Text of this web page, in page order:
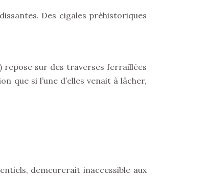
Des cigales préhistoriques
repose sur des traverses ferraillées
que si l’une d’elles venait à lâcher,
demeurerait inaccessible aux